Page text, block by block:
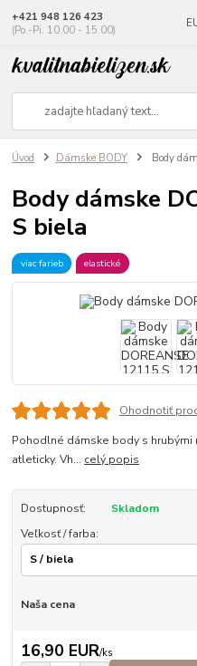
+421 948 126 423
(Po.-Pi. 10.00 - 15.00)
Úvod Dámske BODY Body
Body dámske
S biela
viac farieb elastické
Ohodnotiť
Pohodlné dámske body s hrubými
atleticky. Vh... celý popis
Dostupnosť:
Skladom
Veľkosť / farba:
Naša cena
16,90 EUR/ks